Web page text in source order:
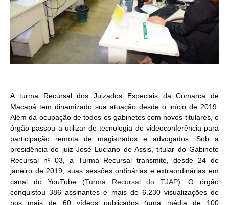
A turma Recursal dos Juizados Especiais da Comarca de
Macapá tem dinamizado sua atuação desde o início de 2019.
Além da ocupação de todos os gabinetes com novos titulares, o
órgão passou a utilizar de tecnologia de videoconferência para
participação remota de magistrados e advogados. Sob a
presidência do juiz José Luciano de Assis, titular do Gabinete
Recursal nº 03, a Turma Recursal transmite, desde 24 de
janeiro de 2019, suas sessões ordinárias e extraordinárias em
canal do YouTube (Turma Recursal do TJAP). O órgão
conquistou 386 assinantes e mais de 6.230 visualizações de
nos mais de 60 vídeos publicados (uma média de 100